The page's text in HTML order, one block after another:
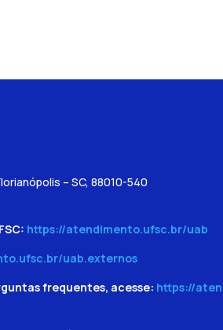
– SC, 88010-540
https://atendimento.ufsc.br/uab
uab.externos
frequentes, acesse: https://